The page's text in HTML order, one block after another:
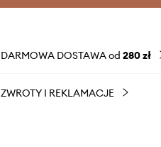
DARMOWA DOSTAWA od 280 zł
ZWROTY I REKLAMACJE